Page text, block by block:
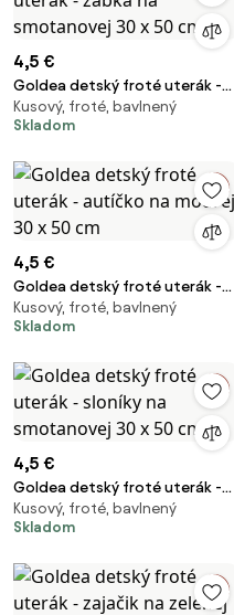
4,5 €
Goldea detský froté uterák -
žabka na smotanovej 30 x 50
cm
Kusový, froté, bavlnený
Skladom
4,5 €
Goldea detský froté uterák -
autíčko na modrej 30 x 50 cm
Kusový, froté, bavlnený
Skladom
4,5 €
Goldea detský froté uterák -
sloníky na smotanovej 30 x 50
cm
Kusový, froté, bavlnený
Skladom